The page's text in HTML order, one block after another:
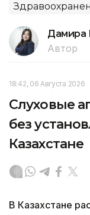
Дамира
Автор
18:42, 06 Августа 2026
Слуховые
без
Казахстане
В Казахстане